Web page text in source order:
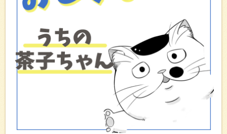
【おじさまと猫番外編】う
主が落ち込んでいたり倒